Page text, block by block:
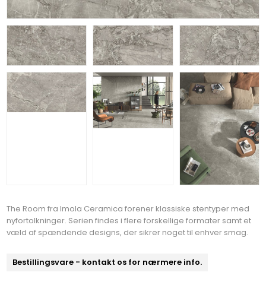
The Room fra Imola Ceramica forener klassiske stentyper med
nyfortolkninger. Serien findes i flere forskellige formater samt et
væld af spændende designs, der sikrer noget til enhver smag.
Bestillingsvare - kontakt os for nærmere info.